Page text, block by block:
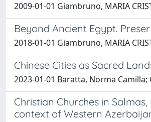
2009-01-01 Giambruno, MARIA
Beyond Ancient Egypt.
2018-01-01 Giambruno, MARIA
Chinese Cities as Sacred
2023-01-01 Baratta, Norma
Christian Churches in
context of Western